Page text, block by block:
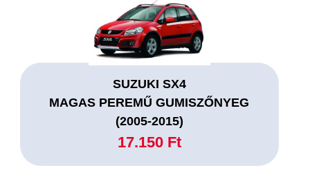
SUZUKI SX4
MAGAS PEREMŰ GUMISZŐNYEG
(2005-2015)
17.150 Ft